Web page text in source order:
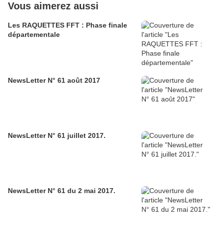
Vous aimerez aussi
Les RAQUETTES FFT : Phase finale
départementale
NewsLetter N° 61 août 2017
NewsLetter N° 61 juillet 2017.
NewsLetter N° 61 du 2 mai 2017.